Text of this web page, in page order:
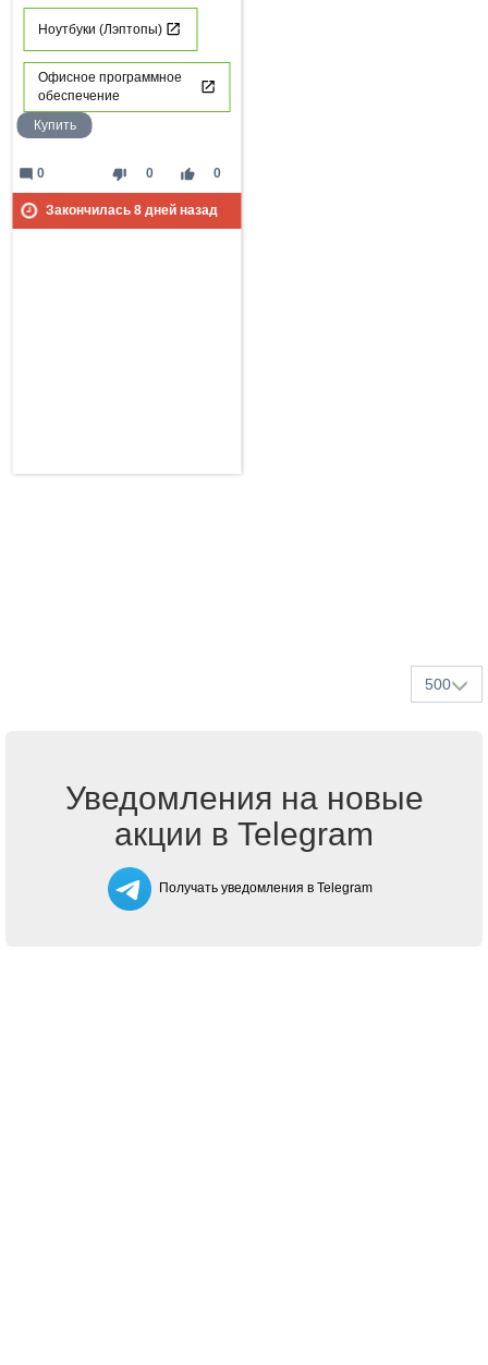
Ноутбуки (Лэптопы)
Офисное программное
обеспечение
Купить
thumb_down 0 thumb_up 0
mode_comment 0
Закончилась 8дней назад
500
Уведомления на новые
акции в Telegram
Получать уведомления в Telegram